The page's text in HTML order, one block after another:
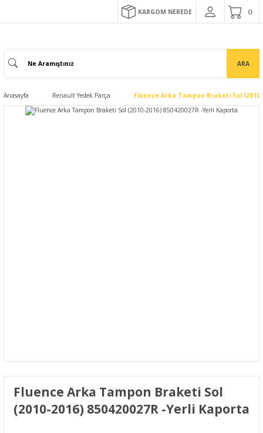
KARGOM NEREDE
ARA
Anasayfa Renault Yedek Parça Fluence Arka Tampon Braketi Sol
Fluence Arka Tampon Braketi Sol
(2010-2016) 850420027R -Yerli Kaporta